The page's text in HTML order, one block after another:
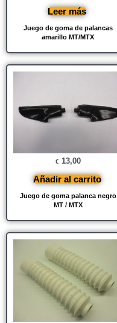
Juego de goma de palancas
amarillo MT/MTX
Leer más
Juego de goma palanca negro
MT / MTX
€ 13,00
Añadir al carrito